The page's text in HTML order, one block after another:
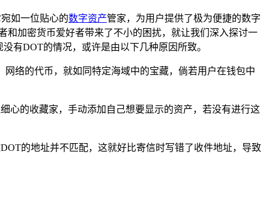
如一位贴心的数字资产管家，为用户提供了极为便捷的数字
和加密货币爱好者带来了不小的困扰，就让我们深入探讨一
有DOT的情况，或许是由以下几种原因所致。
络的代币，就如同特定海域中的宝藏，倘若用户在钱包中
心的收藏家，手动添加自己想要显示的资产，若没有进行这
的地址并不匹配，这就好比寄信时写错了收件地址，导致